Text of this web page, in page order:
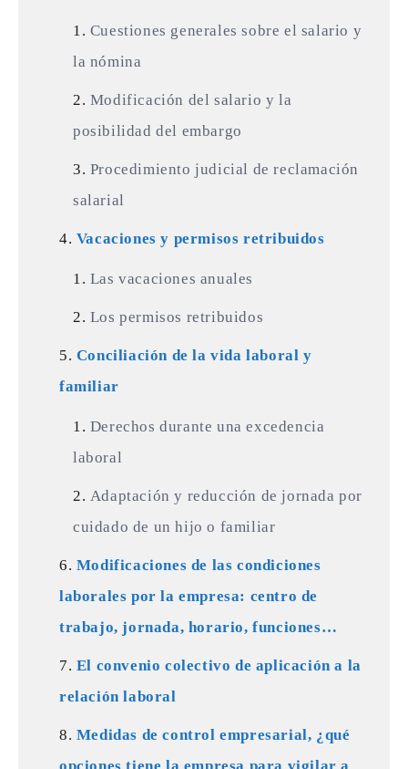
Cuestiones generales sobre el salario y
la nómina
Modificación del salario y la
posibilidad del embargo
Procedimiento judicial de reclamación
salarial
Vacaciones y permisos retribuidos
Las vacaciones anuales
Los permisos retribuidos
Conciliación de la vida laboral y
familiar
Derechos durante una excedencia
laboral
Adaptación y reducción de jornada por
cuidado de un hijo o familiar
Modificaciones de las condiciones
laborales por la empresa: centro de
trabajo, jornada, horario, funciones…
El convenio colectivo de aplicación a la
relación laboral
Medidas de control empresarial, ¿qué
opciones tiene la empresa para vigilar a